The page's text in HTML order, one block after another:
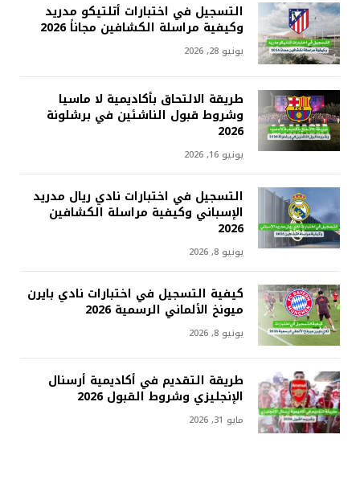
التسجيل في اختبارات أتلتيكو مدريد
وكيفية مراسلة الكشافين مجاناً 2026
يونيو 28, 2026
طريقة الالتحاق بأكاديمية لا ماسيا
وشروط قبول الناشئين في برشلونة
2026
يونيو 16, 2026
التسجيل في اختبارات نادي ريال مدريد
الإسباني وكيفية مراسلة الكشافين
2026
يونيو 8, 2026
كيفية التسجيل في اختبارات نادي بايرن
ميونخ الألماني الرسمية 2026
يونيو 8, 2026
طريقة التقديم في أكاديمية أرسنال
الإنجليزي وشروط القبول 2026
مايو 31, 2026